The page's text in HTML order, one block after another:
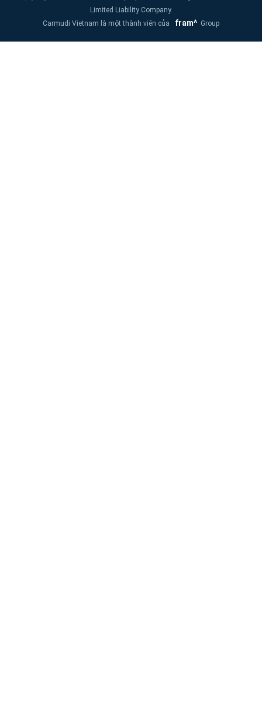
Limited Liability Company.
Carmudi Vietnam là một thành viên của
fram^ Group